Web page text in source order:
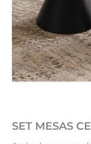
SET MESAS